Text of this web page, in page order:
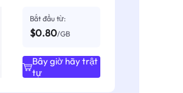
Bắt đầu từ:
$0.80/GB
Bây giờ hãy trật
tự